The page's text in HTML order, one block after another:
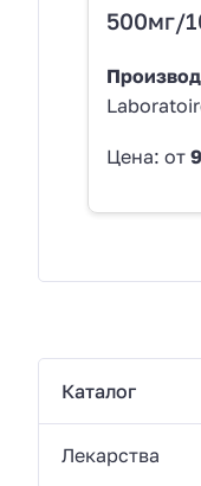
500мг/
Цена: от
Каталог
Лекарства